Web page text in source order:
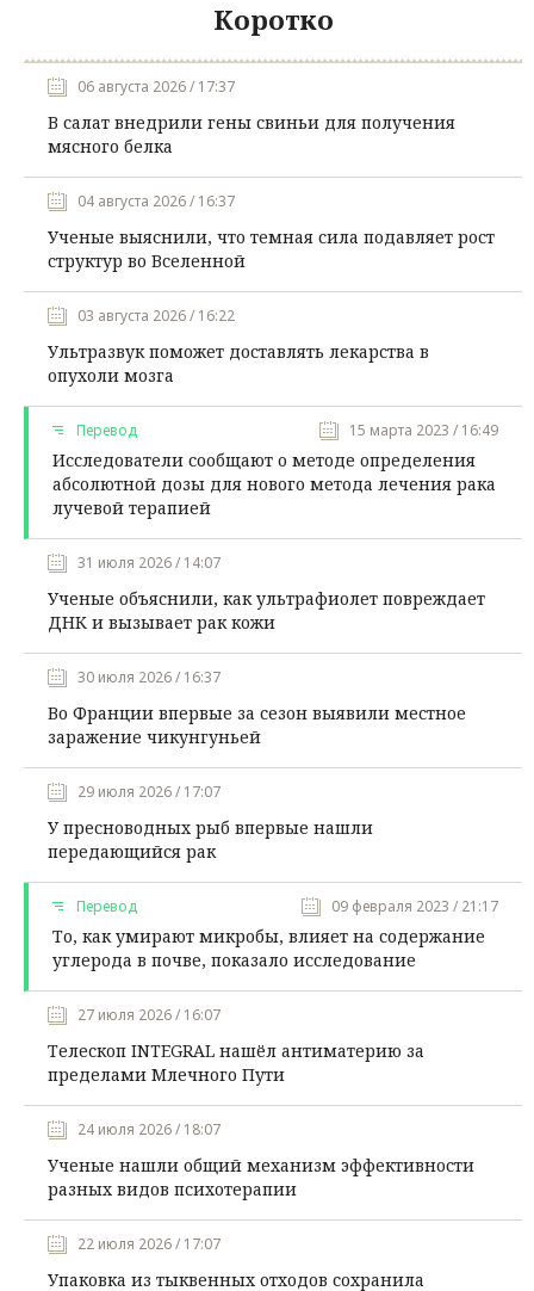
Коротко
06 августа 2026 / 17:37
В салат внедрили гены свиньи для получения
мясного белка
04 августа 2026 / 16:37
Ученые выяснили, что темная сила подавляет рост
структур во Вселенной
03 августа 2026 / 16:22
Ультразвук поможет доставлять лекарства в
опухоли мозга
Перевод 15 марта 2023 / 16:49
Исследователи сообщают о методе определения
абсолютной дозы для нового метода лечения рака
лучевой терапией
31 июля 2026 / 14:07
Ученые объяснили, как ультрафиолет повреждает
ДНК и вызывает рак кожи
30 июля 2026 / 16:37
Во Франции впервые за сезон выявили местное
заражение чикунгуньей
29 июля 2026 / 17:07
У пресноводных рыб впервые нашли
передающийся рак
Перевод 09 февраля 2023 / 21:17
То, как умирают микробы, влияет на содержание
углерода в почве, показало исследование
27 июля 2026 / 16:07
Телескоп INTEGRAL нашёл антиматерию за
пределами Млечного Пути
24 июля 2026 / 18:07
Ученые нашли общий механизм эффективности
разных видов психотерапии
22 июля 2026 / 17:07
Упаковка из тыквенных отходов сохранила